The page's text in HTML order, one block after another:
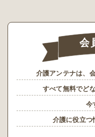
会
介護アンテナは、
すべて無料でど
今
介護に役立つ